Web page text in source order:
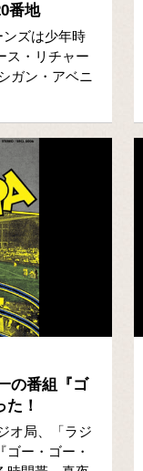
番地
ンズは少年時
ス・リチャー
ガン・アベニ
の番組『ゴ
！
オ局、「ラジ
ー・ゴー・